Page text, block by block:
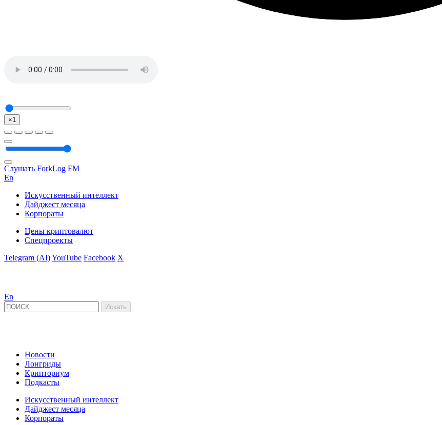
×1
Слушать ForkLog FM
En
Искусственный интеллект
Дайджест месяца
Корпораты
Цены криптовалют
Спецпроекты
Telegram (AI)YouTube Facebook X
En
Новости
Лонгриды
Крипториум
Подкасты
Искусственный интеллект
Дайджест месяца
Корпораты